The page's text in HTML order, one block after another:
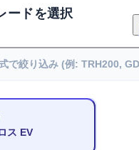
ードを選択
ス EV